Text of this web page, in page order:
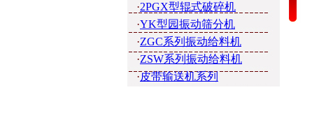
·2PGX型辊式破碎机
·YK型园振动筛分机
·ZGC系列振动给料机
·ZSW系列振动给料机
·皮带输送机系列
ZSW系列振动给料机